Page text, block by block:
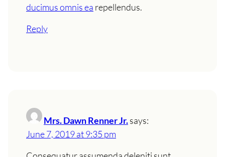
ducimus omnis ea repellendus.
Reply
Mrs. Dawn Renner Jr.says:
June 7, 2019 at 9:35 pm